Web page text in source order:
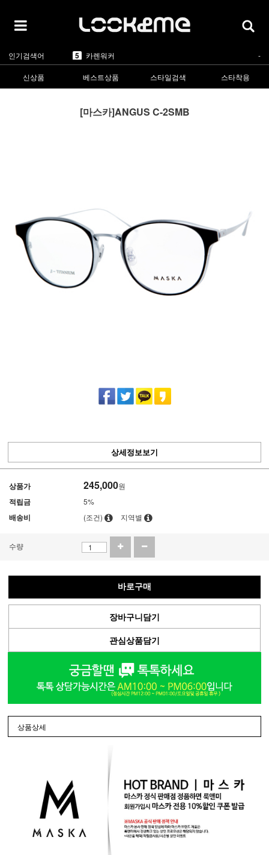
인기검색어
2 마스카 ▲5
린드버그 ▲1
5 카렌워커 -
1 라피스센시블레
▲2
신상품
베스트상품 스타일검색 스타착용
[마스카]ANGUS C-2SMB
상세정보보기
상품가 245,000원
적립금 5%
배송비 (조건) 지역별
수량
바로구매
장바구니담기
관심상품담기
상품상세